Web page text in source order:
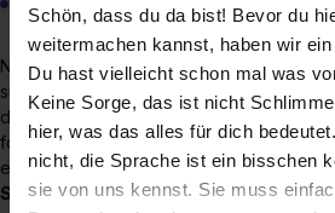
Schön, dass du da bist! Bevor du
weitermachen kannst, haben wir
Du hast vielleicht schon mal was
Keine Sorge, das ist nicht
hier, was das alles für dich
nicht, die Sprache ist ein bisschen
sie von uns kennst. Sie muss
Praktikumszeugnisse
Nachdem wir deine Bewerbung erhalten
sie auswerten. Überzeugt uns deine
du zu einem Einstellungstest eingeladen.
folgt ein Vorstellungsgespräch. Hast du
erfolgreich gemeistert, bist du vielleicht
STADT UND LAND-Gesicht.